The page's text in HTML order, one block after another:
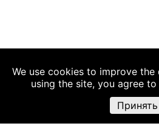
Предупреждение о рисках: Торговые
акциями и другими финансовыми
инвесторам, так как сопряжены с риском
утраты вложений. Крайне высокая
криптовалюты объясняется прямой
множества факторов: изменения
We use cookies to improve
using the site, you agree
Принять